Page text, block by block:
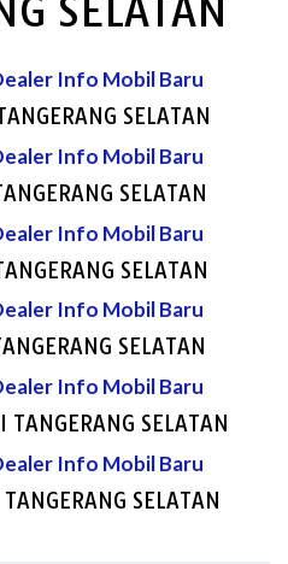
SELATAN
SELATAN
SELATAN
SELATAN
SELATAN
TANGERANG SELATAN
SELATAN